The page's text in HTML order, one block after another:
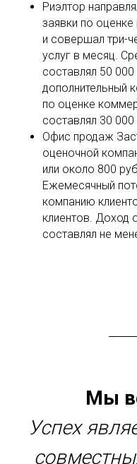
Риэлтор
заявки по
и совершал три-
услуг в месяц.
составлял 50
дополнительный
по оценке
составлял 30
Офис продаж
оценочной
или около 800
Ежемесячный
компанию
клиентов. Доход
составлял не
Мы
Успех